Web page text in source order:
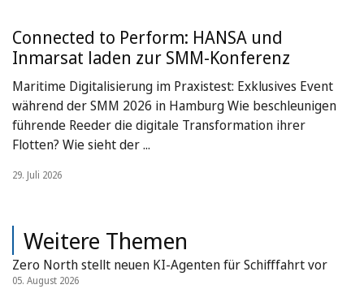
Connected to Perform: HANSA und
Inmarsat laden zur SMM-Konferenz
Maritime Digitalisierung im Praxistest: Exklusives Event
während der SMM 2026 in Hamburg Wie beschleunigen
führende Reeder die digitale Transformation ihrer
Flotten? Wie sieht der ...
29. Juli 2026
Weitere Themen
Zero North stellt neuen KI-Agenten für Schifffahrt vor
05. August 2026